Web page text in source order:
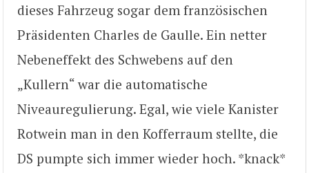
dieses Fahrzeug sogar dem französischen
Präsidenten Charles de Gaulle. Ein netter
Nebeneffekt des Schwebens auf den
„Kullern“ war die automatische
Niveauregulierung. Egal, wie viele Kanister
Rotwein man in den Kofferraum stellte, die
DS pumpte sich immer wieder hoch. *knack*